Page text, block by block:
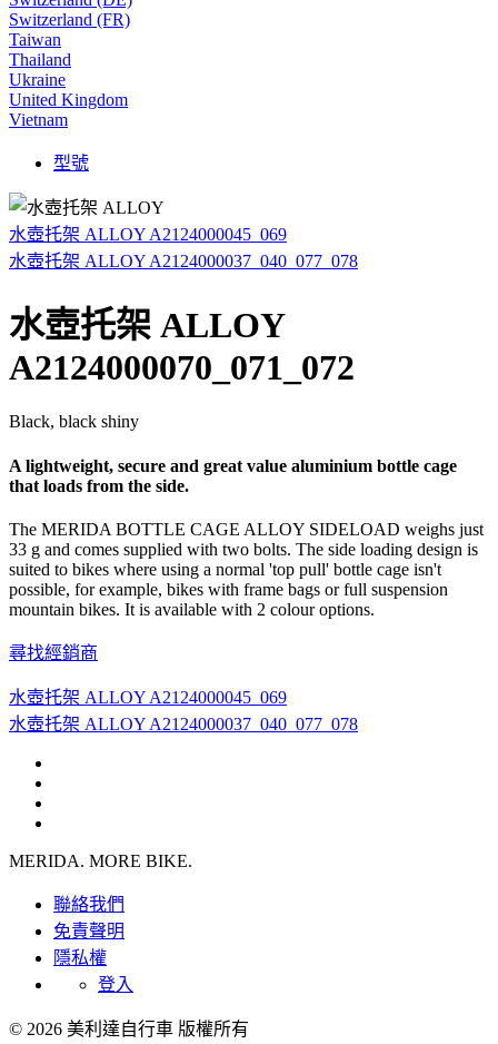
Switzerland (FR)
Taiwan
Thailand
Ukraine
United Kingdom
Vietnam
型號
水壺托架 ALLOY A2124000045_069
水壺托架 ALLOY A2124000037_040_077_078
水壺托架 ALLOY
A2124000070_071_072
Black, black shiny
A lightweight, secure and great value aluminium bottle cage
that loads from the side.
The MERIDA BOTTLE CAGE ALLOY SIDELOAD weighs just
33 g and comes supplied with two bolts. The side loading design is
suited to bikes where using a normal 'top pull' bottle cage isn't
possible, for example, bikes with frame bags or full suspension
mountain bikes. It is available with 2 colour options.
尋找經銷商
水壺托架 ALLOY A2124000045_069
水壺托架 ALLOY A2124000037_040_077_078
MERIDA. MORE BIKE.
聯絡我們
免責聲明
隱私權
登入
© 2026 美利達自行車 版權所有